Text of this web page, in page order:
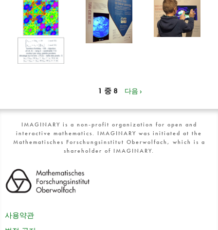
1 중 8 다음 ›
IMAGINARY is a non-profit organization for open and
interactive mathematics. IMAGINARY was initiated at the
Mathematisches Forschungsinstitut Oberwolfach, which is a
shareholder of IMAGINARY.
사용약관